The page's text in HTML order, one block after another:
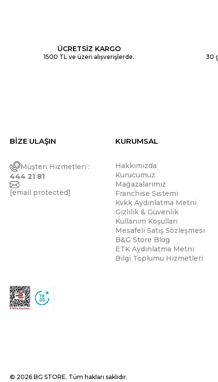
ÜCRETSİZ KARGO
1500 TL ve üzeri alışverişlerde. 30
BİZE ULAŞIN
Müşteri Hizmetleri :
444 21 81
[email protected]
KURUMSAL
Hakkımızda
Kurucumuz
Mağazalarımız
Franchise Sistemi
Kvkk Aydınlatma Metni
Gizlilik & Güvenlik
Kullanım Koşulları
Mesafeli Satış Sözleşmesi
B&G Store Blog
ETK Aydınlatma Metni
Bilgi Toplumu Hizmetleri
© 2026 BG STORE. Tüm hakları saklıdır.